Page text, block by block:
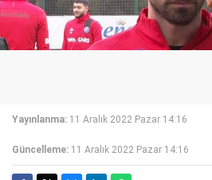
Yayınlanma: 11 Aralık 2022 Pazar 14:16
Güncelleme: 11 Aralık 2022 Pazar 14:16